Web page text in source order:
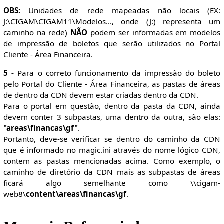
OBS:Unidades de rede mapeadas não locais (EX:
J:\CIGAM\CIGAM11\Modelos..., onde (J:) representa um
caminho na rede) NÃO podem ser informadas em modelos
de impressão de boletos que serão utilizados no Portal
Cliente - Área Financeira.
5 - Para o correto funcionamento da impressão do boleto
pelo Portal do Cliente - Área Financeira, as pastas de áreas
de dentro da CDN devem estar criadas dentro da CDN.
Para o portal em questão, dentro da pasta da CDN, ainda
devem conter 3 subpastas, uma dentro da outra, são elas:
"areas\financas\gf".
Portanto, deve-se verificar se dentro do caminho da CDN
que é informado no magic.ini através do nome lógico CDN,
contem as pastas mencionadas acima. Como exemplo, o
caminho de diretório da CDN mais as subpastas de áreas
ficará algo semelhante como \\cigam-
web8\content\areas\financas\gf.